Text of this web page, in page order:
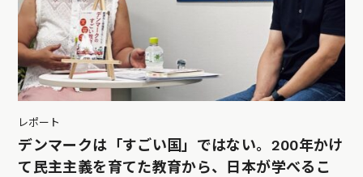
レポート
デンマークは「すごい国」ではない。200年かけ
て民主主義を育てた教育から、日本が学べるこ